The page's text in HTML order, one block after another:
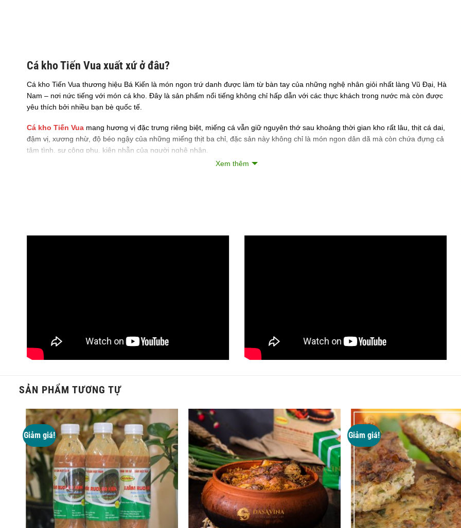
Cá kho Tiến Vua xuất xứ ở đâu?
Cá kho Tiến Vua thương hiệu Bá Kiến là món ngon trứ danh được làm từ bàn tay của những nghệ nhân giỏi nhất làng Vũ Đại, Hà
Nam – nơi nức tiếng với món cá kho. Đây là sản phẩm nổi tiếng không chỉ hấp dẫn với các thực khách trong nước mà còn được
yêu thích bởi nhiều bạn bè quốc tế.
Cá kho Tiến Vua mang hương vị đặc trưng riêng biệt, miếng cá vẫn giữ nguyên thớ sau khoảng thời gian kho rất lâu, thịt cá dai,
đậm vị, xương nhừ, độ béo ngậy của những miếng thịt ba chỉ, đặc sản này không chỉ là món ngon dân dã mà còn chứa đựng cả
tâm tình, sự công phu, kiên nhẫn của người nghệ nhân.
Được chế biến cẩn thận, chuyên nghiệp từ bàn tay của những nghệ nhân giỏi nhất làng Vũ Đại, sản phẩm cá kho Tiến Vua khi
đến tay khách hàng luôn đảm bảo hương vị khó cưỡng, đậm đà. Cá được kho trong suốt 16 tiếng liên tục, lửa đều, tẩm ướp các
gia vị truyền thống, thưởng thức cá kho Tiến Vua để cảm nhận từng miếng thịt tan dần trong miệng, hương thơm đặc trưng của
cá vương vấn sau mỗi bữa ăn đã tạo nên một món ngon trứ danh như ngày nay.
HÌNH ẢNH CHẤT LƯỢNG CÁ KHO TIẾN VUA
Xem thêm
SẢN PHẨM TƯƠNG TỰ
Giảm giá! Giảm giá!